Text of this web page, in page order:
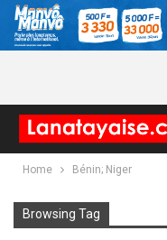
Home Bénin; Niger
Browsing Tag